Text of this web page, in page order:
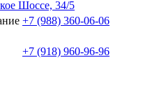
Шоссе, 34/5
+7 (988) 360-06-06
+7 (918) 960-96-96